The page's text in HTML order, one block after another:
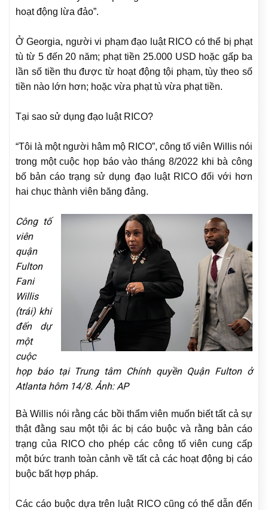
hoạt động lừa đảo”.
Ở Georgia, người vi phạm đạo luật RICO có thể bị phạt
tù từ 5 đến 20 năm; phạt tiền 25.000 USD hoặc gấp ba
lần số tiền thu được từ hoạt động tội phạm, tùy theo số
tiền nào lớn hơn; hoặc vừa phạt tù vừa phạt tiền.
Tại sao sử dụng đạo luật RICO?
“Tôi là một người hâm mộ RICO”, công tố viên Willis nói
trong một cuộc họp báo vào tháng 8/2022 khi bà công
bố bản cáo trạng sử dụng đạo luật RICO đối với hơn
hai chục thành viên băng đảng.
Công tố
viên
quận
Fulton
Fani
Willis
(trái) khi
đến dự
một
cuộc
họp báo tại Trung tâm Chính quyền Quận Fulton ở
Atlanta hôm 14/8. Ảnh: AP
Bà Willis nói rằng các bồi thẩm viên muốn biết tất cả sự
thật đằng sau một tội ác bị cáo buộc và rằng bản cáo
trạng của RICO cho phép các công tố viên cung cấp
một bức tranh toàn cảnh về tất cả các hoạt động bị cáo
buộc bất hợp pháp.
Các cáo buộc dựa trên luật RICO cũng có thể dẫn đến